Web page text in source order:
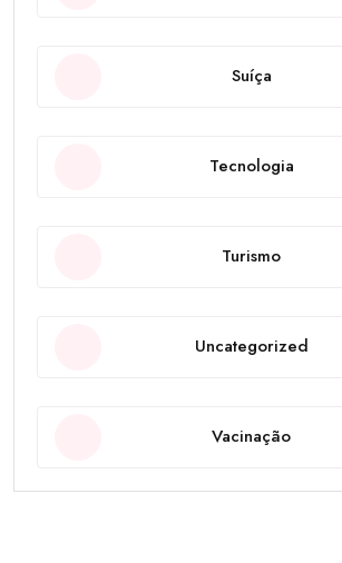
Suíça
Tecnologia
Turismo
Uncategorized
Vacinação